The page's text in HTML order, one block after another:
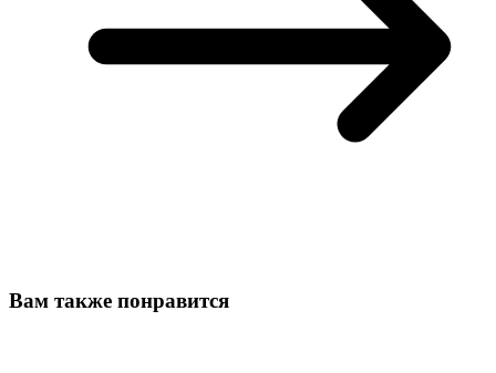
Вам также понравится